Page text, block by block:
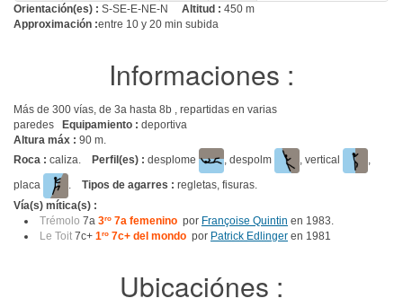
Orientación(es) : S-SE-E-NE-N Altitud : 450 m
Approximación :entre 10 y 20 min subida
Informaciones :
Más de 300 vías, de 3a hasta 8b , repartidas en varias
paredes
Equipamiento : deportiva
Altura máx : 90 m.
Roca : caliza. Perfil(es) : desplome , despolm , vertical
,
placa
. Tipos de agarres : regletas, fisuras.
Vía(s) mítica(s) :
Trémolo 7a 3ro 7a femenino por Françoise Quintin en 1983.
Le Toit 7c+ 1ro 7c+ del mondo por Patrick Edlinger en 1981
Ubicaciónes :